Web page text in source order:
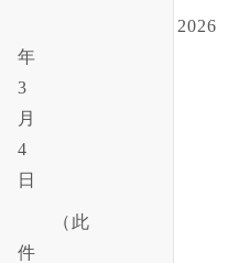
2026
年
3
月
4
日
（此
件